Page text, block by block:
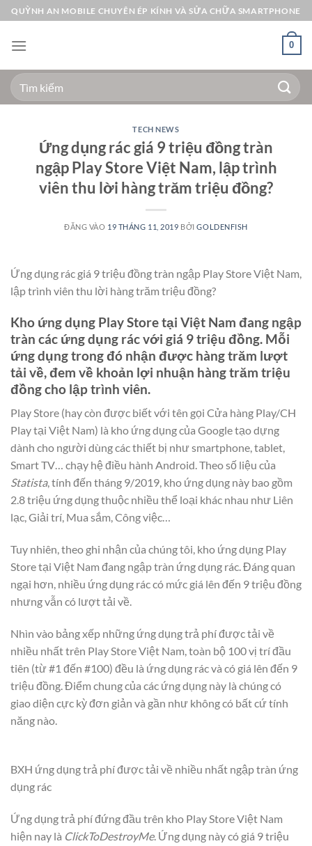
Bỏ
qua
nội
QUỲNH AN MOBILE CHUYÊN ÉP KÍNH VÀ SỬA CHỮA SMARTPHONE
0
Tìm
kiếm:
TECH NEWS
Ứng dụng rác giá 9 triệu đồng tràn
ngập Play Store Việt Nam, lập trình
viên thu lời hàng trăm triệu đồng?
ĐĂNG VÀO 19 THÁNG 11, 2019 BỞIGOLDENFISH
Ứng dụng rác giá 9 triệu đồng tràn ngập Play Store Việt Nam,
lập trình viên thu lời hàng trăm triệu đồng?
Kho ứng dụng Play Store tại Việt Nam đang ngập
tràn các ứng dụng rác với giá 9 triệu đồng. Mỗi
ứng dụng trong đó nhận được hàng trăm lượt
tải về, đem về khoản lợi nhuận hàng trăm triệu
đồng cho lập trình viên.
Play Store (hay còn được biết với tên gọi Cửa hàng Play/CH
Play tại Việt Nam) là kho ứng dụng của Google tạo dựng
dành cho người dùng các thiết bị như smartphone, tablet,
Smart TV… chạy hệ điều hành Android. Theo số liệu của
Statista, tính đến tháng 9/2019, kho ứng dụng này bao gồm
2.8 triệu ứng dụng thuộc nhiều thể loại khác nhau như Liên
lạc, Giải trí, Mua sắm, Công việc…
Tuy nhiên, theo ghi nhận của chúng tôi, kho ứng dụng Play
Store tại Việt Nam đang ngập tràn ứng dụng rác. Đáng quan
ngại hơn, nhiều ứng dụng rác có mức giá lên đến 9 triệu đồng
nhưng vẫn có lượt tải về.
Nhìn vào bảng xếp những ứng dụng trả phí được tải về
nhiều nhất trên Play Store Việt Nam, toàn bộ 100 vị trí đầu
tiên (từ #1 đến #100) đều là ứng dụng rác và có giá lên đến 9
triệu đồng. Điểm chung của các ứng dụng này là chúng có
giao diện cực kỳ đơn giản và gần như không có bất cứ tính
năng nào.
BXH ứng dụng trả phí được tải về nhiều nhất ngập tràn ứng
dụng rác
Ứng dụng trả phí đứng đầu trên kho Play Store Việt Nam
hiện nay là ClickToDestroyMe. Ứng dụng này có giá 9 triệu